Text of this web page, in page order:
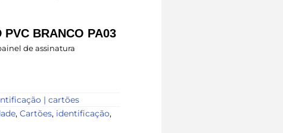
PVC BRANCO PA03
de assinatura
| cartões
, Cartões, identificação,